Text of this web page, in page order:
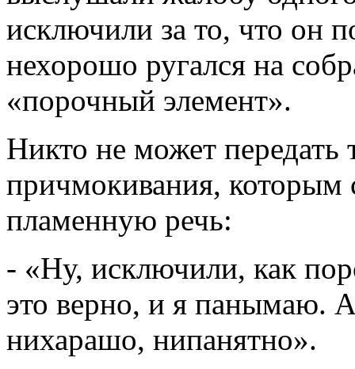
исключили за то, что он
нехорошо ругался на
«порочный элемент».
Никто не может передать
причмокивания,
пламенную речь:
- «Ну, исключили, как
это верно, и я панымаю.
нихарашо, нипанятно».